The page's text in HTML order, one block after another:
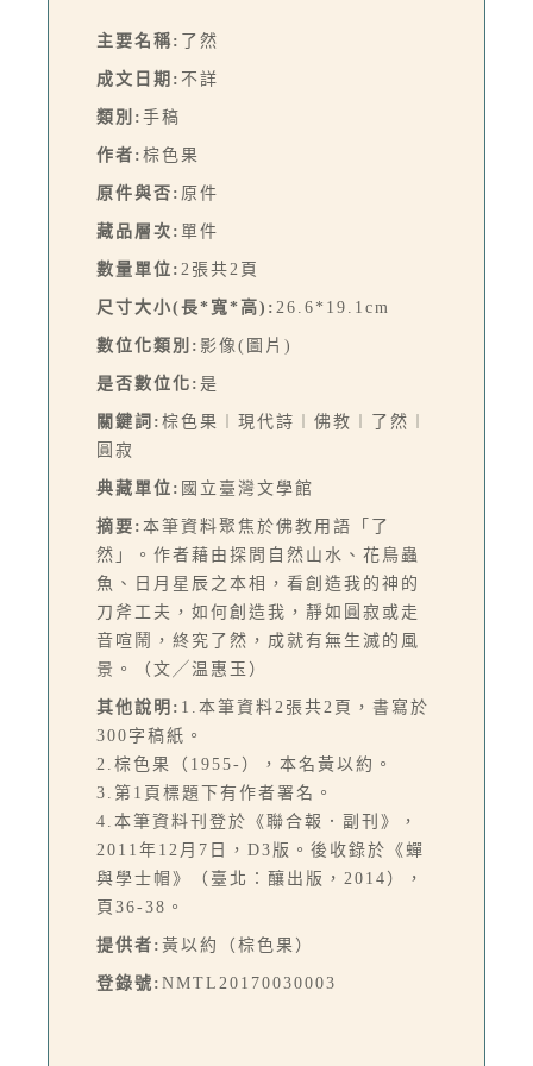
主要名稱: 了然
成文日期: 不詳
類別: 手稿
作者: 棕色果
原件與否: 原件
藏品層次: 單件
數量單位: 2張共2頁
尺寸大小(長*寬*高): 26.6*19.1cm
數位化類別: 影像(圖片)
是否數位化: 是
關鍵詞: 棕色果︱現代詩︱佛教︱了然︱
圓寂
典藏單位: 國立臺灣文學館
摘要: 本筆資料聚焦於佛教用語「了
然」。作者藉由探問自然山水、花鳥蟲
魚、日月星辰之本相，看創造我的神的
刀斧工夫，如何創造我，靜如圓寂或走
音喧鬧，終究了然，成就有無生滅的風
景。（文╱温惠玉）
其他說明: 1.本筆資料2張共2頁，書寫於
300字稿紙。
2.棕色果（1955-），本名黃以約。
3.第1頁標題下有作者署名。
4.本筆資料刊登於《聯合報．副刊》，
2011年12月7日，D3版。後收錄於《蟬
與學士帽》（臺北：釀出版，2014），
頁36-38。
提供者: 黃以約（棕色果）
登錄號: NMTL20170030003